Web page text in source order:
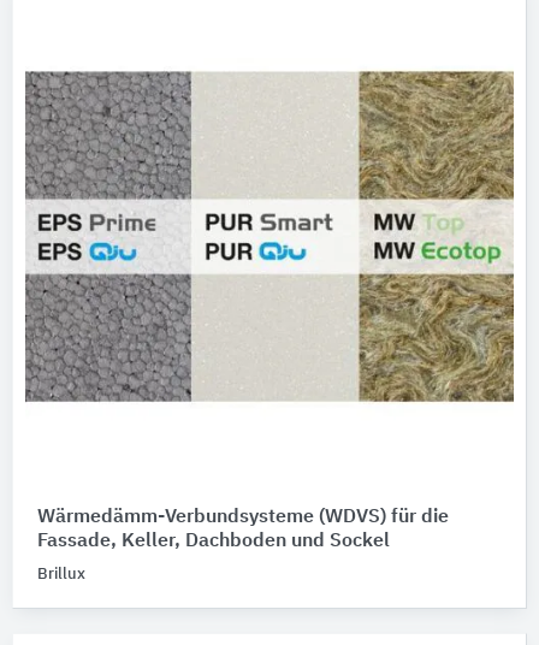
Wärmedämm-Verbundsysteme (WDVS) für die
Fassade, Keller, Dachboden und Sockel
Brillux